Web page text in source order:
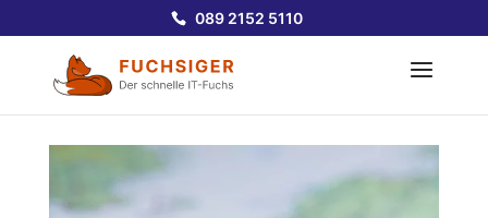
089 2152 5110